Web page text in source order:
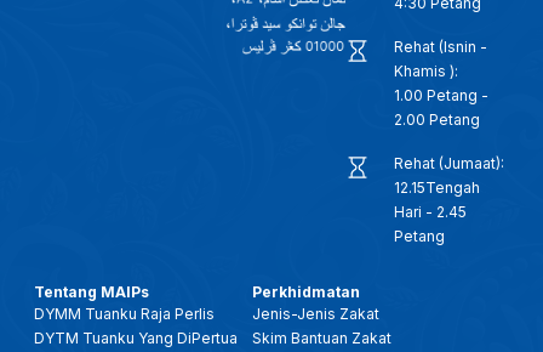
Rehat (Isnin -
Khamis ):
1.00 Petang -
2.00 Petang
Rehat (Jumaat):
12.15Tengah
Hari - 2.45
Petang
Tentang MAIPs
DYMM Tuanku Raja Perlis
DYTM Tuanku Yang DiPertua
Perkhidmatan
Jenis-Jenis Zakat
Skim Bantuan Zakat